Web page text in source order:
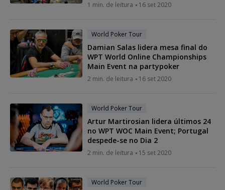
1 min. de leitura 16 set 2020
World Poker Tour
Damian Salas lidera mesa final do
WPT World Online Championships
Main Event na partypoker
2 min. de leitura 16 set 2020
World Poker Tour
Artur Martirosian lidera últimos 24
no WPT WOC Main Event; Portugal
despede-se no Dia 2
2 min. de leitura 15 set 2020
World Poker Tour